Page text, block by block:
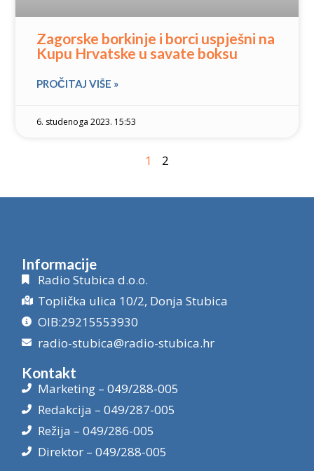
Zagorske borkinje i borci uspješni na
Kupu Hrvatske u savate boksu
PROČITAJ VIŠE »
6. studenoga 2023. 15:53
1 2
Informacije
Radio Stubica d.o.o.
Toplička ulica 10/2, Donja Stubica
OIB:29215553930
radio-stubica@radio-stubica.hr
Kontakt
Marketing – 049/288-005
Redakcija – 049/287-005
Režija – 049/286-005
Direktor – 049/288-005